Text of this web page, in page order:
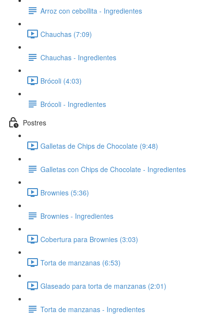
Arroz con cebollita - Ingredientes
Chauchas (7:09)
Chauchas - Ingredientes
Brócoli (4:03)
Brócoli - Ingredientes
Postres
Galletas de Chips de Chocolate (9:48)
Galletas con Chips de Chocolate - Ingredientes
Brownies (5:36)
Brownies - Ingredientes
Cobertura para Brownies (3:03)
Torta de manzanas (6:53)
Glaseado para torta de manzanas (2:01)
Torta de manzanas - Ingredientes